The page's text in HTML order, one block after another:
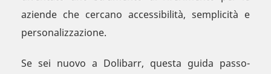
aziende che cercano accessibilità, semplicità e
personalizzazione.
Se sei nuovo a Dolibarr, questa guida passo-